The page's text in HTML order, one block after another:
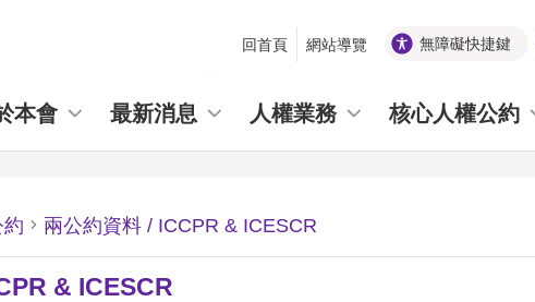
回首頁 網站導覽 無障礙快捷鍵
本會 最新消息 人權業務 核心人權公約
兩公約資料 / ICCPR & ICESCR
& ICESCR